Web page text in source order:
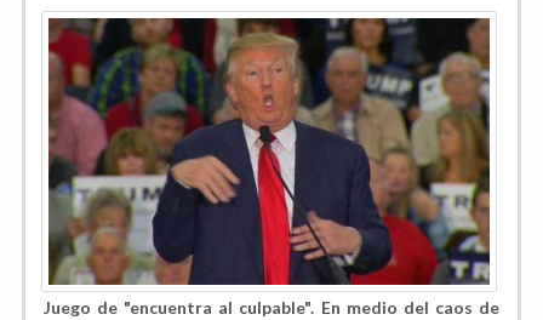
Juego de "encuentra al culpable". En medio del caos de